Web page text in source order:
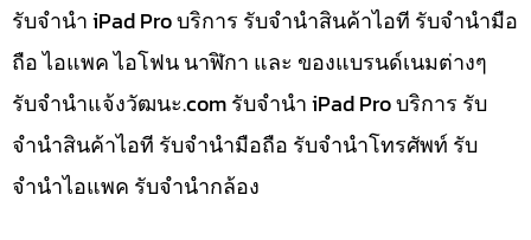
รับจำนำ iPad Pro บริการ รับจำนำสินค้าไอที รับจำนำมือ
ถือ ไอแพค ไอโฟน นาฬิกา และ ของแบรนด์เนมต่างๆ
รับจํานําแจ้งวัฒนะ.com รับจำนำ iPad Pro บริการ รับ
จำนำสินค้าไอที รับจำนำมือถือ รับจำนำโทรศัพท์ รับ
จำนำไอแพค รับจำนำกล้อง